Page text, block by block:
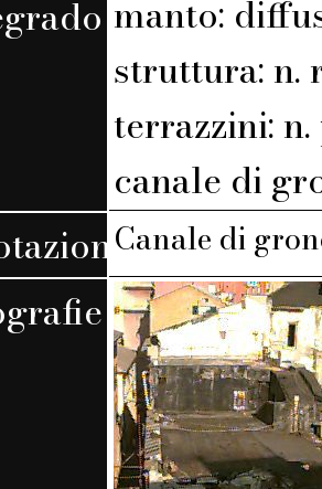
manto:
struttura: n.
terrazzini: n.
canale di
Canale di